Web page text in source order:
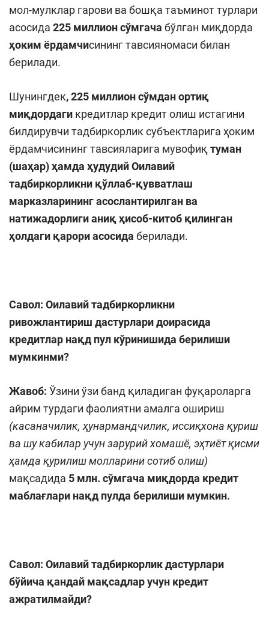
мол-мулклар гарови ва бошқа таъминот турлари
асосида 225 миллион сўмгача бўлган миқдорда
ҳоким ёрдамчисининг тавсияномаси билан
берилади.
Шунингдек, 225 миллион сўмдан ортиқ
миқдордаги кредитлар кредит олиш истагини
билдирувчи тадбиркорлик субъектларига ҳоким
ёрдамчисининг тавсияларига мувофиқтуман
(шаҳар) ҳамда ҳудудий Оилавий
тадбиркорликни қўллаб-қувватлаш
марказларининг асослантирилган ва
натижадорлиги аниқ ҳисоб-китоб қилинган
ҳолдаги қарори асосида берилади.
Савол: Оилавий тадбиркорликни
ривожлантириш дастурлари доирасида
кредитлар нақд пул кўринишида берилиши
мумкинми?
Жавоб: Ўзини ўзи банд қиладиган фуқароларга
айрим турдаги фаолиятни амалга ошириш
(касаначилик, ҳунармандчилик, иссиқхона қуриш
ва шу кабилар учун зарурий хомашё, эҳтиёт қисми
ҳамда қурилиш молларини сотиб олиш)
мақсадида 5 млн. сўмгача миқдорда кредит
маблағлари нақд пулда берилиши мумкин.
Савол: Оилавий тадбиркорлик дастурлари
бўйича қандай мақсадлар учун кредит
ажратилмайди?